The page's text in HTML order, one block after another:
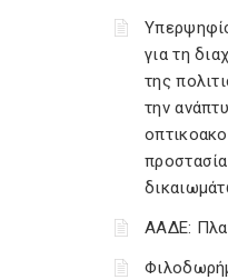
για τη
της
την
ΑΑΔΕ: